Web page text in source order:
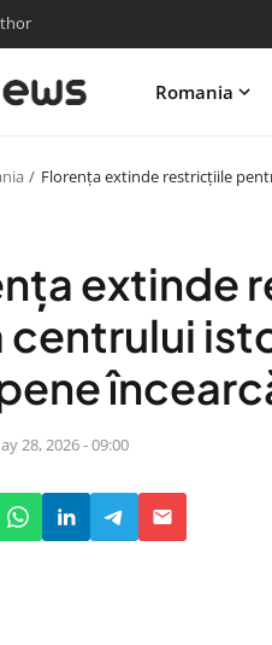
Romania
Florența extinde restricțiile
extinde
centrului
28, 2026 - 09:00